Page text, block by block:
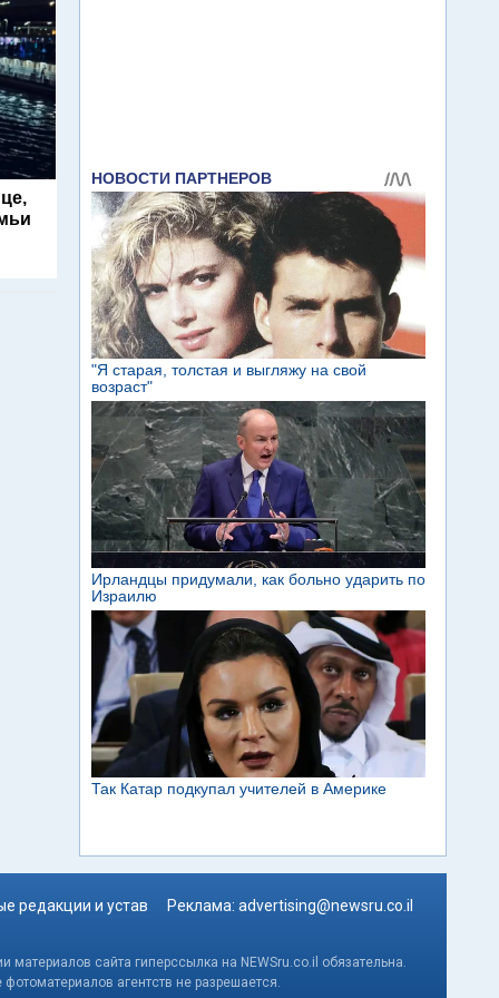
редакции и устав Реклама: advertising@newsru.co.il
сайта гиперссылка на NEWSru.co.il обязательна.
агентств не разрешается.